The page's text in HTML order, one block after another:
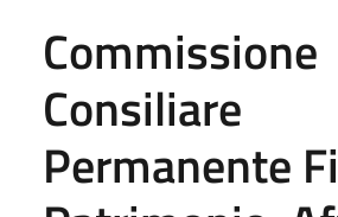
Commissione
Consiliare
Permanente